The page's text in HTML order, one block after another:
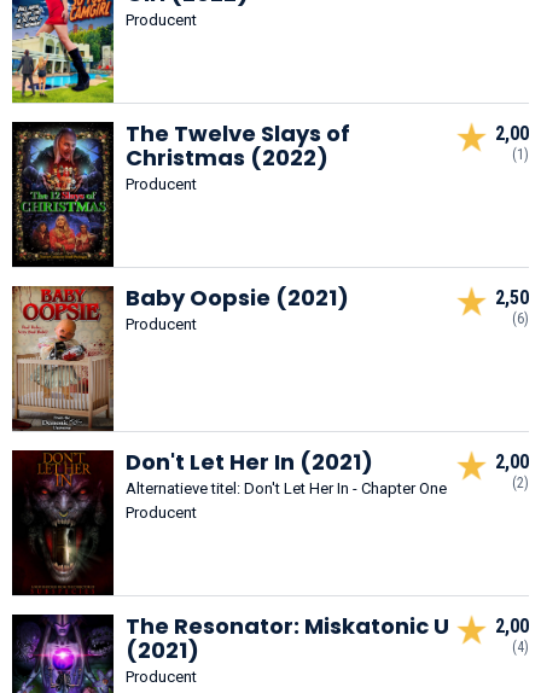
Producent
The Twelve Slays of
Christmas (2022)
Producent
2,00
(1)
Baby Oopsie (2021)
Producent
2,50
(6)
Don't Let Her In (2021)
Alternatieve titel: Don't Let Her In - Chapter One
Producent
2,00
(2)
The Resonator: Miskatonic U
(2021)
Producent
2,00
(4)